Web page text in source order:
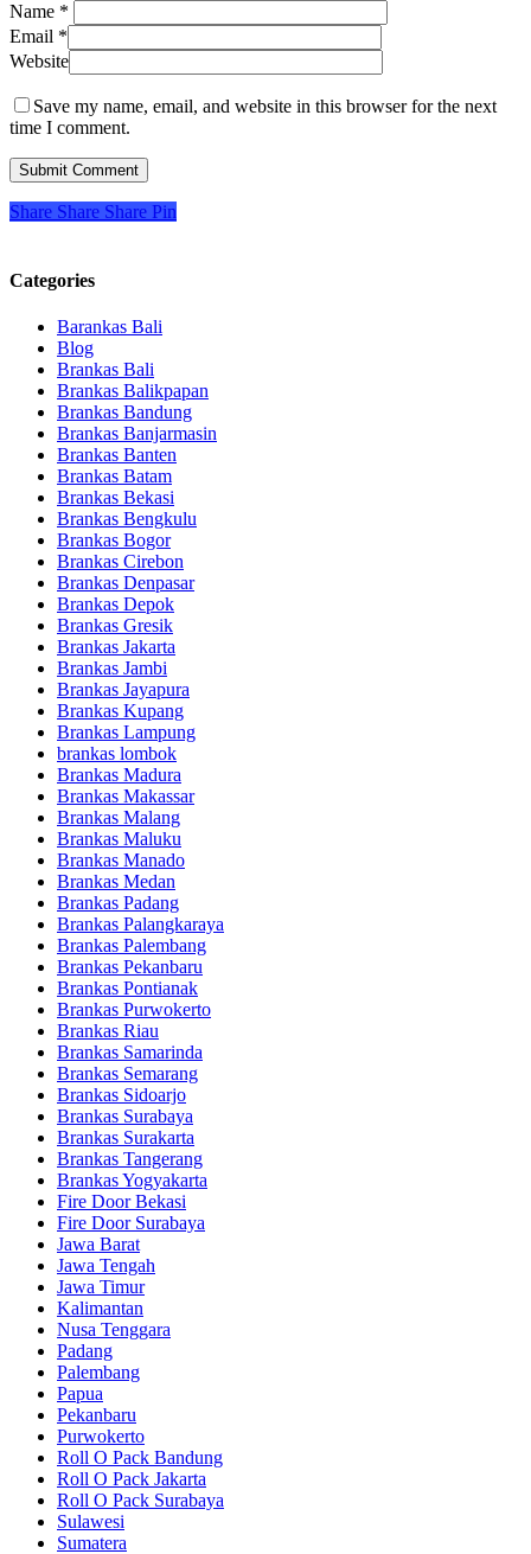
Name *
Email *
Website
Save my name, email, and website in this browser for the next
time I comment.
Share Share Share Pin
Categories
Barankas Bali
Blog
Brankas Bali
Brankas Balikpapan
Brankas Bandung
Brankas Banjarmasin
Brankas Banten
Brankas Batam
Brankas Bekasi
Brankas Bengkulu
Brankas Bogor
Brankas Cirebon
Brankas Denpasar
Brankas Depok
Brankas Gresik
Brankas Jakarta
Brankas Jambi
Brankas Jayapura
Brankas Kupang
Brankas Lampung
brankas lombok
Brankas Madura
Brankas Makassar
Brankas Malang
Brankas Maluku
Brankas Manado
Brankas Medan
Brankas Padang
Brankas Palangkaraya
Brankas Palembang
Brankas Pekanbaru
Brankas Pontianak
Brankas Purwokerto
Brankas Riau
Brankas Samarinda
Brankas Semarang
Brankas Sidoarjo
Brankas Surabaya
Brankas Surakarta
Brankas Tangerang
Brankas Yogyakarta
Fire Door Bekasi
Fire Door Surabaya
Jawa Barat
Jawa Tengah
Jawa Timur
Kalimantan
Nusa Tenggara
Padang
Palembang
Papua
Pekanbaru
Purwokerto
Roll O Pack Bandung
Roll O Pack Jakarta
Roll O Pack Surabaya
Sulawesi
Sumatera